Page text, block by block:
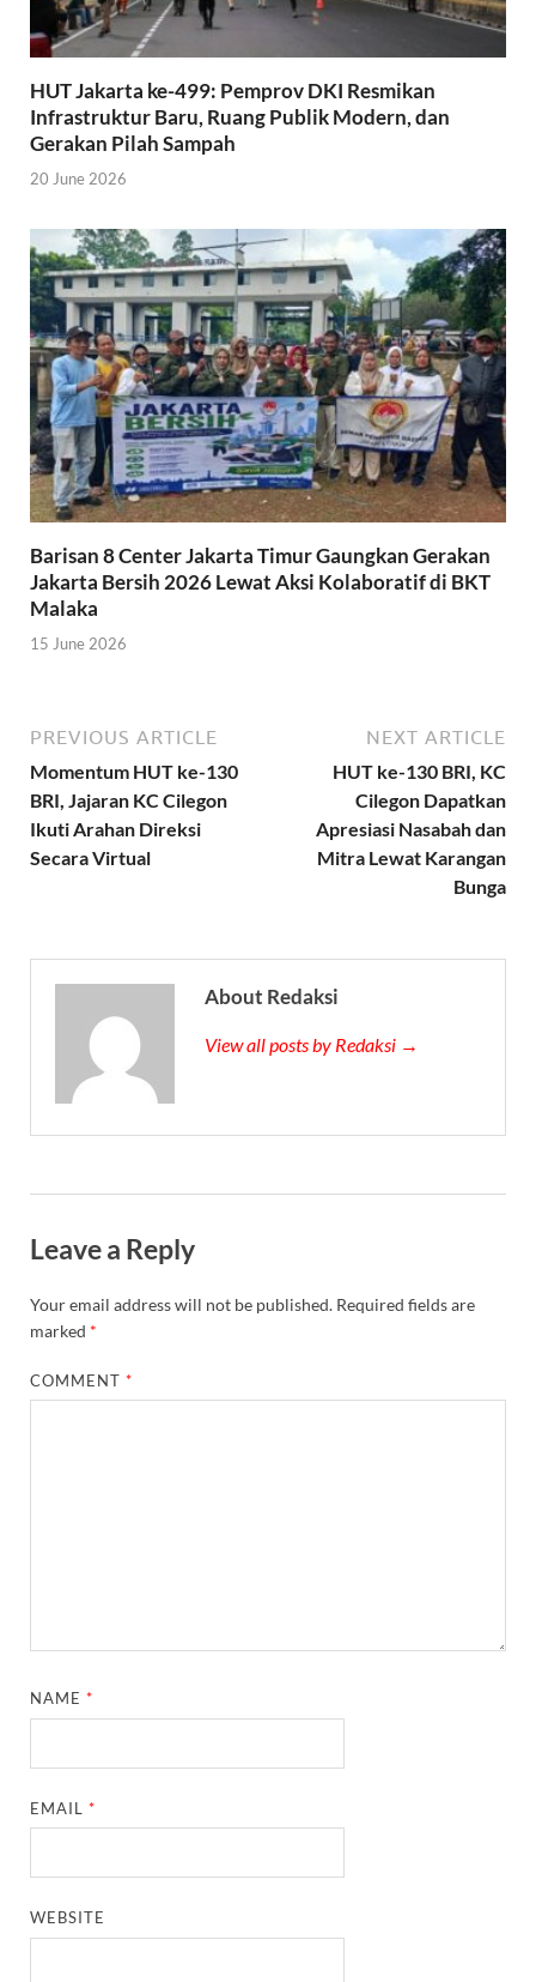
HUT Jakarta ke-499: Pemprov DKI Resmikan
Infrastruktur Baru, Ruang Publik Modern, dan
Gerakan Pilah Sampah
20 June 2026
Barisan 8 Center Jakarta Timur Gaungkan Gerakan
Jakarta Bersih 2026 Lewat Aksi Kolaboratif di BKT
Malaka
15 June 2026
PREVIOUS ARTICLE
Momentum HUT ke-130
BRI, Jajaran KC Cilegon
Ikuti Arahan Direksi
Secara Virtual
NEXT ARTICLE
HUT ke-130 BRI, KC
Cilegon Dapatkan
Apresiasi Nasabah dan
Mitra Lewat Karangan
Bunga
About Redaksi
View all posts by Redaksi →
Leave a Reply
Your email address will not be published. Required fields are
marked *
COMMENT*
NAME*
EMAIL*
WEBSITE